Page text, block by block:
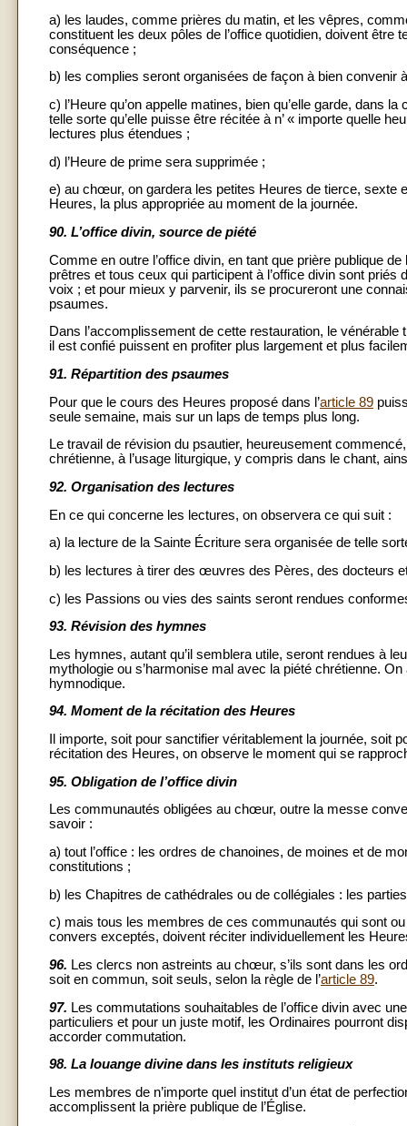
a) les laudes, comme prières du matin, et les vêpres,
constituent les deux pôles de l’office quotidien, doivent
conséquence ;
b) les complies seront organisées de façon à bien convenir
c) l’Heure qu’on appelle matines, bien qu’elle garde, dans
telle sorte qu’elle puisse être récitée à n’ « importe quelle
lectures plus étendues ;
d) l’Heure de prime sera supprimée ;
e) au chœur, on gardera les petites Heures de tierce,
Heures, la plus appropriée au moment de la journée.
90. L’office divin, source de piété
Comme en outre l’office divin, en tant que prière publique
prêtres et tous ceux qui participent à l’office divin sont priés
voix ; et pour mieux y parvenir, ils se procureront une
psaumes.
Dans l’accomplissement de cette restauration, le
il est confié puissent en profiter plus largement et plus
91. Répartition des psaumes
Pour que le cours des Heures proposé dans l’article 89
seule semaine, mais sur un laps de temps plus long.
Le travail de révision du psautier, heureusement
chrétienne, à l’usage liturgique, y compris dans le chant,
92. Organisation des lectures
En ce qui concerne les lectures, on observera ce qui suit :
a) la lecture de la Sainte Écriture sera organisée de telle
b) les lectures à tirer des œuvres des Pères, des docteurs
c) les Passions ou vies des saints seront rendues
93. Révision des hymnes
Les hymnes, autant qu’il semblera utile, seront rendues à
mythologie ou s’harmonise mal avec la piété chrétienne.
hymnodique.
94. Moment de la récitation des Heures
Il importe, soit pour sanctifier véritablement la journée,
récitation des Heures, on observe le moment qui se
95. Obligation de l’office divin
Les communautés obligées au chœur, outre la messe
savoir :
a) tout l’office : les ordres de chanoines, de moines et de
constitutions ;
b) les Chapitres de cathédrales ou de collégiales : les
c) mais tous les membres de ces communautés qui sont
convers exceptés, doivent réciter individuellement les
96. Les clercs non astreints au chœur, s’ils sont dans les
soit en commun, soit seuls, selon la règle de l’article 89.
97. Les commutations souhaitables de l’office divin avec
particuliers et pour un juste motif, les Ordinaires pourront
accorder commutation.
98. La louange divine dans les instituts religieux
Les membres de n’importe quel institut d’un état de
accomplissent la prière publique de l’Église.